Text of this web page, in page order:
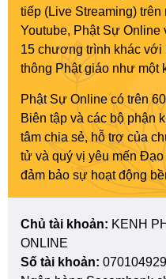
tiếp (Live Streaming)
Youtube, Phật Sự Online
15 chương trình khác với
thông Phật giáo như một
Phật Sự Online có trên
Biên tập và các bộ phận
tâm chia sẻ, hỗ trợ của
tử và quý vị yêu mến
đảm bảo sự hoạt động
Chủ tài khoản: KENH
ONLINE
Số tài khoản: